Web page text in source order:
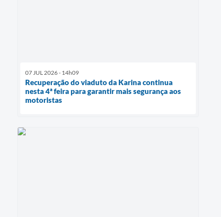
07 JUL 2026 - 14h09
Recuperação do viaduto da Karina continua
nesta 4ª feira para garantir mais segurança aos
motoristas